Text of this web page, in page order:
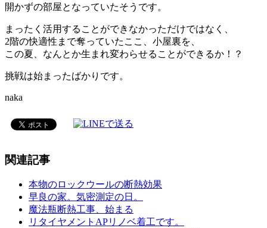
開かずの部屋となっていたそうです。
まったく活用することができなかっただけではなく、
2階の快適性まで奪っていたここ、小屋裏を、
この夏、なんとか生まれ変わらせることができるか！？
挑戦は始まったばかりです。
naka
関連記事
本物のロックウールの断熱効果
早良の家。気密測定の日。
魔法瓶断熱工事、始まる
リタイヤメントAPリノベ着工です。